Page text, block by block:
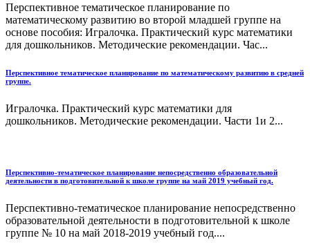
Перспективное тематическое планирование по
математическому развитию во второй младшей группе на
основе пособия: Игралочка. Практический курс математики
для дошкольников. Методические рекомендации. Час...
Перспективное тематическое планирование по математическому развитию в средней
группе.
Игралочка. Практический курс математики для
дошкольников. Методические рекомендации. Части 1и 2...
Перспективно-тематическое планирование непосредственно образовательной
деятельности в подготовительной к школе группе на май 2019 учебный год.
Перспективно-тематическое планирование непосредственно
образовательной деятельности в подготовительной к школе
группе № 10 на май 2018-2019 учебный год....